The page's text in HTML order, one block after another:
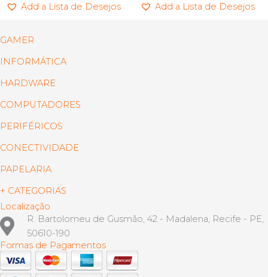
Add a Lista de Desejos Add a Lista de Desejos
GAMER
INFORMÁTICA
HARDWARE
COMPUTADORES
PERIFÉRICOS
CONECTIVIDADE
PAPELARIA
+ CATEGORIAS
Localização
R. Bartolomeu de Gusmão, 42 - Madalena, Recife - PE,
50610-190
Formas de Pagamentos